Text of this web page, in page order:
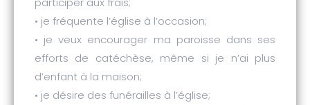
• je fréquente l’église à l’occasion;
• je veux encourager ma paroisse dans ses
efforts de catéchèse, même si je n’ai plus
d’enfant à la maison;
• je désire des funérailles à l’église;